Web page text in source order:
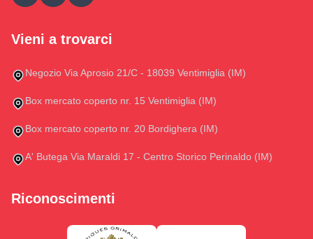
Vieni a trovarci
Negozio Via Aprosio 21/C - 18039 Ventimiglia (IM)
Box mercato coperto nr. 15 Ventimiglia (IM)
Box mercato coperto nr. 20 Bordighera (IM)
A' Butega Via Maraldi 17 - Centro Storico Perinaldo (IM)
Riconoscimenti